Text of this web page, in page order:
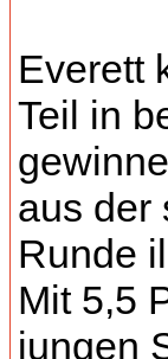
Everett
Teil in
aus der
Runde
Mit 5,5
jungen